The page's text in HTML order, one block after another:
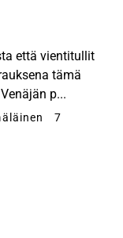
että vientitullit
tämä
p...
7